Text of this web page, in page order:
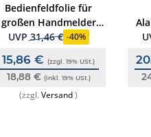
Bedienfeldfolie für
großen Handmelder
80490x, neutral, EN 54,
UVP31,46 € -40%
15,86 € (zzgl. 19% USt.)
18,88 € (inkl. 19% USt.)
(zzgl.Versand)